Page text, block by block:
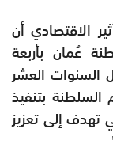
الاقتصادي أن
عُمان بأربعة
السنوات العشر
السلطنة بتنفيذ
الوطنية للسياحة 2040، التي تهدف إلى تعزيز